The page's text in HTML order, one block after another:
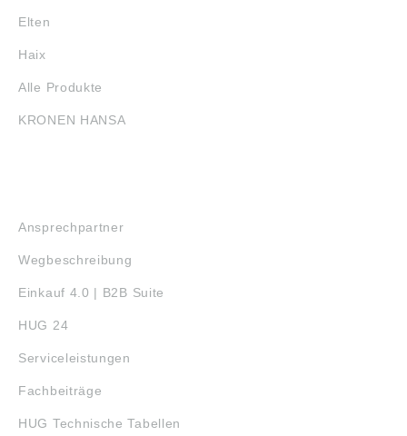
Elten
Haix
Alle Produkte
KRONEN HANSA
Ansprechpartner
Wegbeschreibung
Einkauf 4.0 | B2B Suite
HUG 24
Serviceleistungen
Fachbeiträge
HUG Technische Tabellen